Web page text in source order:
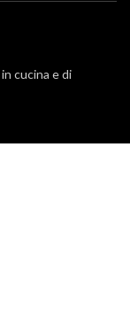
cucina e di